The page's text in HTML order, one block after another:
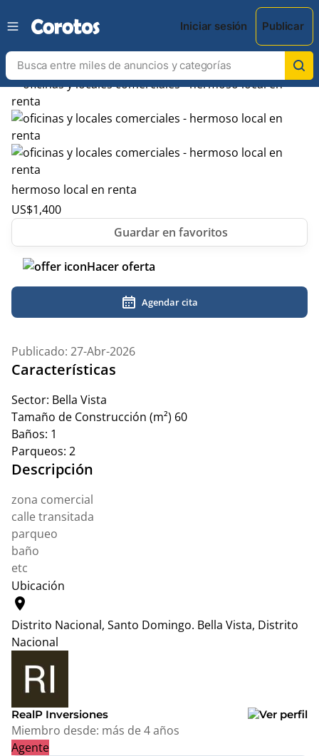
Iniciar sesión Publicar
hermoso local en renta
US$1,400
Hacer oferta
Agendar cita
Publicado: 27-Abr-2026
Características
Sector: Bella Vista
Tamaño de Construcción (m²) 60
Baños: 1
Parqueos: 2
Descripción
zona comercial
calle transitada
parqueo
baño
etc
Ubicación
location_on
Distrito Nacional, Santo Domingo. Bella Vista, Distrito
Nacional
+
−
RealP Inversiones
Miembro desde: más de 4 años
Agente